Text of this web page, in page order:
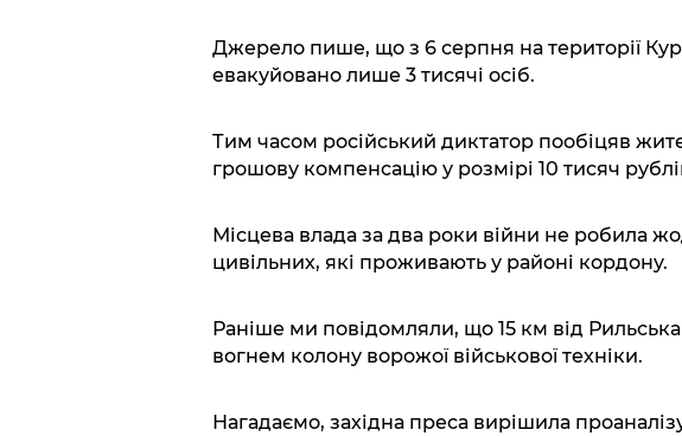
Джерело пише, що з 6 серпня на території
евакуйовано лише 3 тисячі осіб.
Тим часом російський диктатор пообіцяв
грошову компенсацію у розмірі 10 тисяч
Місцева влада за два роки війни не робила
цивільних, які проживають у районі кордону.
Раніше ми повідомляли, що 15 км від
вогнем колону ворожої військової техніки.
Нагадаємо, західна преса вирішила